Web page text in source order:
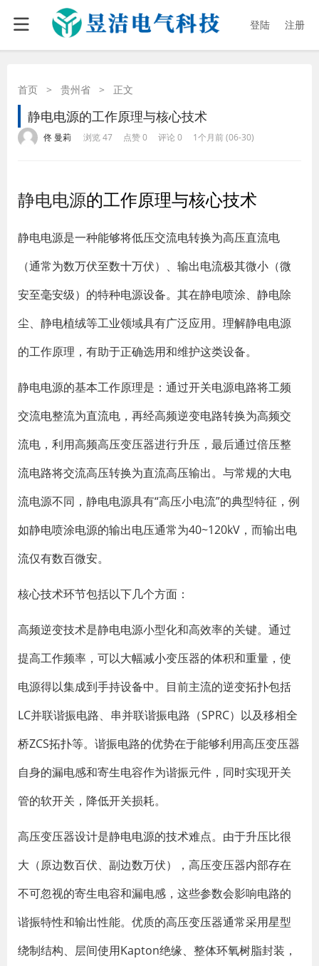
登陆 注册
首页 > 贵州省 > 正文
静电电源的工作原理与核心技术
佟 曼莉 浏览 47 点赞 0 评论 0 1个月前 (06-30)
静电电源的工作原理与核心技术
静电电源是一种能够将低压交流电转换为高压直流电
（通常为数万伏至数十万伏）、输出电流极其微小（微
安至毫安级）的特种电源设备。其在静电喷涂、静电除
尘、静电植绒等工业领域具有广泛应用。理解静电电源
的工作原理，有助于正确选用和维护这类设备。
静电电源的基本工作原理是：通过开关电源电路将工频
交流电整流为直流电，再经高频逆变电路转换为高频交
流电，利用高频高压变压器进行升压，最后通过倍压整
流电路将交流高压转换为直流高压输出。与常规的大电
流电源不同，静电电源具有“高压小电流”的典型特征，例
如静电喷涂电源的输出电压通常为40~120kV，而输出电
流仅有数百微安。
核心技术环节包括以下几个方面：
高频逆变技术是静电电源小型化和高效率的关键。通过
提高工作频率，可以大幅减小变压器的体积和重量，使
电源得以集成到手持设备中。目前主流的逆变拓扑包括
LC并联谐振电路、串并联谐振电路（SPRC）以及移相全
桥ZCS拓扑等。谐振电路的优势在于能够利用高压变压器
自身的漏电感和寄生电容作为谐振元件，同时实现开关
管的软开关，降低开关损耗。
高压变压器设计是静电电源的技术难点。由于升压比很
大（原边数百伏、副边数万伏），高压变压器内部存在
不可忽视的寄生电容和漏电感，这些参数会影响电路的
谐振特性和输出性能。优质的高压变压器通常采用星型
绕制结构、层间使用Kapton绝缘、整体环氧树脂封装，